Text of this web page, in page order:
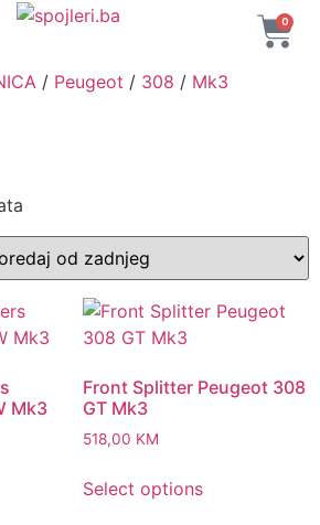
0
/ Peugeot / 308 / Mk3
Mk3
Front Splitter Peugeot 308
GT Mk3
518,00 KM
Select options